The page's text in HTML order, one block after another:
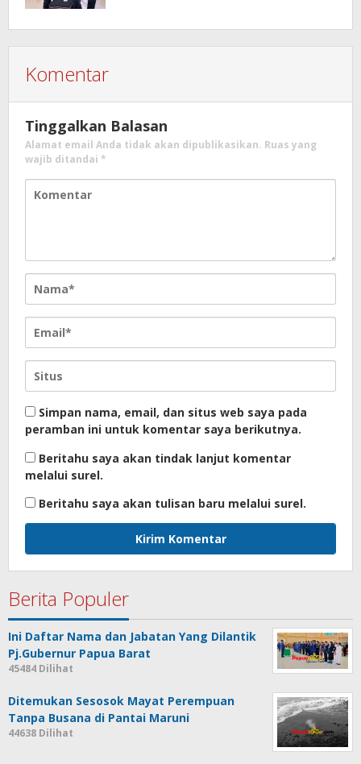
Komentar
Tinggalkan Balasan
Alamat email Anda tidak akan dipublikasikan. Ruas yang
wajib ditandai *
Simpan nama, email, dan situs web saya pada
peramban ini untuk komentar saya berikutnya.
Beritahu saya akan tindak lanjut komentar
melalui surel.
Beritahu saya akan tulisan baru melalui surel.
Berita Populer
Ini Daftar Nama dan Jabatan Yang Dilantik
Pj.Gubernur Papua Barat
45484 Dilihat
Ditemukan Sesosok Mayat Perempuan
Tanpa Busana di Pantai Maruni
44638 Dilihat